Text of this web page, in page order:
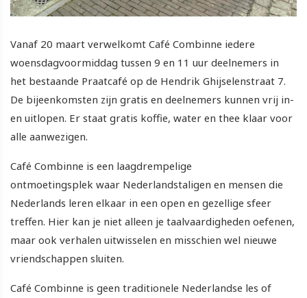
Vanaf 20 maart verwelkomt Café Combinne iedere
woensdagvoormiddag tussen 9 en 11 uur deelnemers in
het bestaande Praatcafé op de Hendrik Ghijselenstraat 7.
De bijeenkomsten zijn gratis en deelnemers kunnen vrij in-
en uitlopen. Er staat gratis koffie, water en thee klaar voor
alle aanwezigen.
Café Combinne is een laagdrempelige
ontmoetingsplek waar Nederlandstaligen en mensen die
Nederlands leren elkaar in een open en gezellige sfeer
treffen. Hier kan je niet alleen je taalvaardigheden oefenen,
maar ook verhalen uitwisselen en misschien wel nieuwe
vriendschappen sluiten.
Café Combinne is geen traditionele Nederlandse les of